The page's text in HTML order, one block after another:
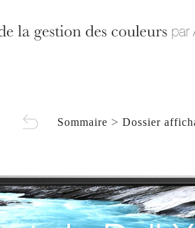
Sommaire > Dossier